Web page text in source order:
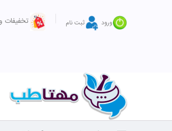
ورود ثبت نام تخفیفات